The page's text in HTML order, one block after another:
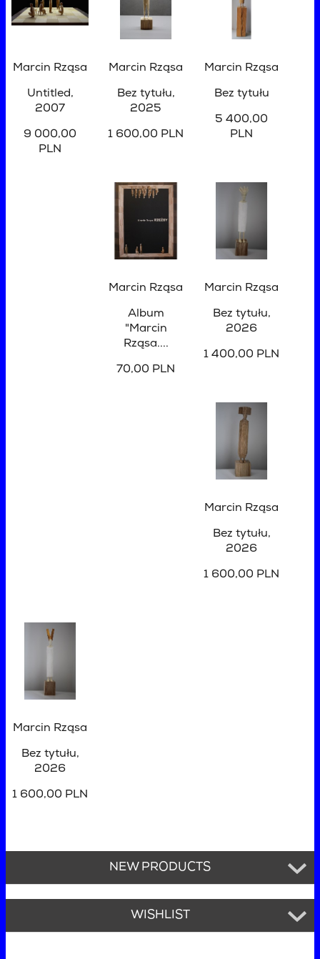
Marcin Rząsa
Untitled,
2007
9 000,00
PLN
Marcin Rząsa
Bez tytułu,
2025
1 600,00 PLN
Marcin Rząsa
Bez tytułu
5 400,00
PLN
Marcin Rząsa
Album
"Marcin
Rząsa....
70,00 PLN
Marcin Rząsa
Bez tytułu,
2026
1 400,00 PLN
Marcin Rząsa
Bez tytułu,
2026
1 600,00 PLN
Marcin Rząsa
Bez tytułu,
2026
1 600,00 PLN
NEW PRODUCTS
WISHLIST